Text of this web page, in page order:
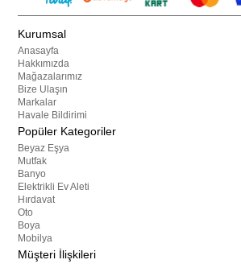
Kurumsal
Anasayfa
Hakkımızda
Mağazalarımız
Bize Ulaşın
Markalar
Havale Bildirimi
Popüler Kategoriler
Beyaz Eşya
Mutfak
Banyo
Elektrikli Ev Aleti
Hırdavat
Oto
Boya
Mobilya
Müşteri İlişkileri